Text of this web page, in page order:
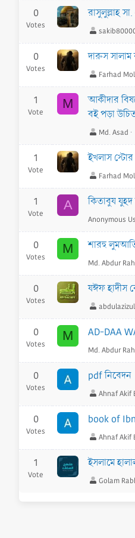
0
Votes
রাসুলুল্লাহ
0
Votes
দারুস সালাম
Farhad
1
Vote
M
আকীদার
বই পড়া
Md. Asad
1
Vote
ইখলাস
Farhad
1
Vote
A কিতাবুয
Anonymous
0
Votes
M শারহু
Md. Abdur
0
Votes
যঈফ হাদীস
0
Votes
M AD-DAA
Md. Abdur
0
Votes
pdf নিবেদন
Ahnaf Akif
0
Votes
book of
Ahnaf Akif
1
Vote
ইসলামে
Golam